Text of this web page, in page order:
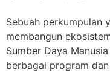
Sebuah perkumpulan
membangun
Sumber Daya
berbagai program